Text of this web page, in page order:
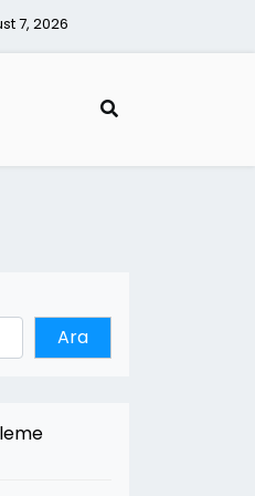
Saklanir |
7, 2026
Ara